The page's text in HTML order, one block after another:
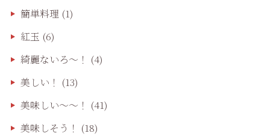
簡単料理 (1)
紅玉 (6)
綺麗ないろ～！ (4)
美しい！ (13)
美味しい〜〜！ (41)
美味しそう！ (18)